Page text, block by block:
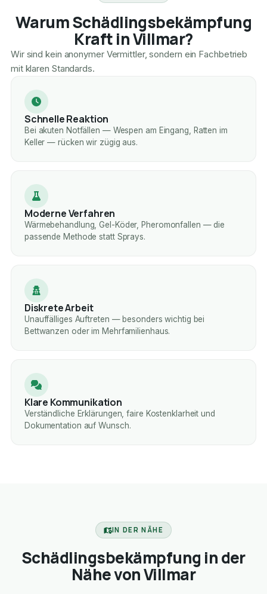
Warum Schädlingsbekämpfung
Kraft in Villmar?
Wir sind kein anonymer Vermittler, sondern ein Fachbetrieb
mit klaren Standards.
Schnelle Reaktion
Bei akuten Notfällen — Wespen am Eingang, Ratten im
Keller — rücken wir zügig aus.
Moderne Verfahren
Wärmebehandlung, Gel-Köder, Pheromonfallen — die
passende Methode statt Sprays.
Diskrete Arbeit
Unauffälliges Auftreten — besonders wichtig bei
Bettwanzen oder im Mehrfamilienhaus.
Klare Kommunikation
Verständliche Erklärungen, faire Kostenklarheit und
Dokumentation auf Wunsch.
IN DER NÄHE
Schädlingsbekämpfung in der
Nähe von Villmar